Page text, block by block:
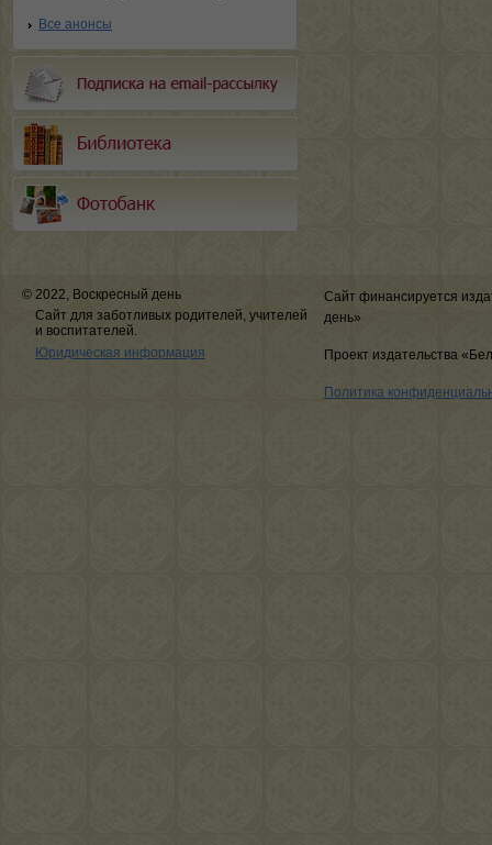
Все анонсы
© 2022, Воскресный день
Сайт для заботливых родителей, учителей
и воспитателей.
Юридическая информация
Сайт финансируется
день»
Проект издательства
Политика